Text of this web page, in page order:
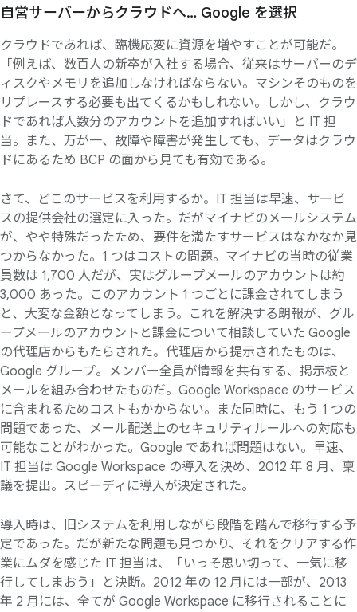
自営サーバーからクラウドへ… Google を選択
クラウドであれば、臨機応変に資源を増やすことが可能だ。
「例えば、数百人の新卒が入社する場合、従来はサーバーのデ
ィスクやメモリを追加しなければならない。マシンそのものを
リプレースする必要も出てくるかもしれない。しかし、クラウ
ドであれば人数分のアカウントを追加すればいい」と IT 担
当。また、万が一、故障や障害が発生しても、データはクラウ
ドにあるため BCP の面から見ても有効である。
さて、どこのサービスを利用するか。IT 担当は早速、サービ
スの提供会社の選定に入った。だがマイナビのメールシステム
が、やや特殊だったため、要件を満たすサービスはなかなか見
つからなかった。1 つはコストの問題。マイナビの当時の従業
員数は 1,700 人だが、実はグループメールのアカウントは約
3,000 あった。このアカウント 1 つごとに課金されてしまう
と、大変な金額となってしまう。これを解決する朗報が、グル
ープメールのアカウントと課金について相談していた Google
の代理店からもたらされた。代理店から提示されたものは、
Google グループ。メンバー全員が情報を共有する、掲示板と
メールを組み合わせたものだ。Google Workspace のサービス
に含まれるためコストもかからない。また同時に、もう 1 つの
問題であった、メール配送上のセキュリティルールへの対応も
可能なことがわかった。Google であれば問題はない。早速、
IT 担当は Google Workspace の導入を決め、2012 年 8 月、稟
議を提出。スピーディに導入が決定された。
導入時は、旧システムを利用しながら段階を踏んで移行する予
定であった。だが新たな問題も見つかり、それをクリアする作
業にムダを感じた IT 担当は、「いっそ思い切って、一気に移
行してしまおう」と決断。2012 年の 12 月には一部が、2013
年 2 月には、全てが Google Workspace に移行されることに